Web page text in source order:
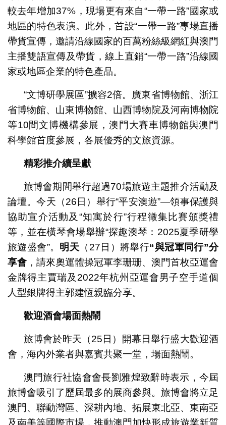
較去年增加37%，現場更有來自“一帶一路”國家或
地區的特色表演。此外，首設“一帶一路”專場直播
帶貨宣傳，邀請沿線國家的百萬粉絲級網紅與澳門
主播雙語宣傳及帶貨，線上直銷“一帶一路”沿線國
家或地區企業的特色產品。
“文博研學展區”擴容2倍。廣東省博物館、浙江
省博物館、山東博物館、山西博物院及河南博物院
等10間文博機構參展，澳門大賽車博物館與澳門
科學館首度參展，各展優秀的文旅資源。
精彩推介續呈獻
旅博會期間舉行超過70場旅遊主題推介活動及
論壇。今天（26日）舉行“平安澳遊”—領事保護與
協助宣介活動及“知寓於行”行程徵集比賽頒獎禮
等，並在橫琴會場舉辦“探趣澳琴：2025夏季研學
旅遊盛會”。 明天 （27日）將舉行“與冠軍同行”分
享會，請來奧運體操冠軍李珊珊、澳門首枚亞運會
金牌得主賈瑞及2022年杭州亞運會男子空手道個
人型銀牌得主郭建恆親臨分享。
歡迎酒會場面熱鬧
旅博會於昨天（25日）開幕日舉行盛大歡迎酒
會，海內外業者與嘉賓共聚一堂，場面熱鬧。
澳門旅行社協會會長劉雅煌致辭時表示，今屆
旅博會吸引了歷屆最多的展商參與。旅博會將立足
澳門、聯動灣區、深耕內地、拓展東北亞、東南亞
及南美等國際市場，推動澳門加快形成旅遊業新質